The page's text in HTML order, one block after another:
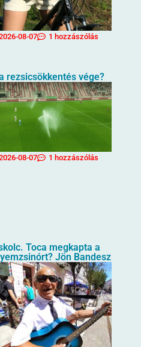
08-07 1 hozzászólás
rezsicsökkentés vége?
08-07 1 hozzászólás
Toca megkapta a
Jön Bandesz